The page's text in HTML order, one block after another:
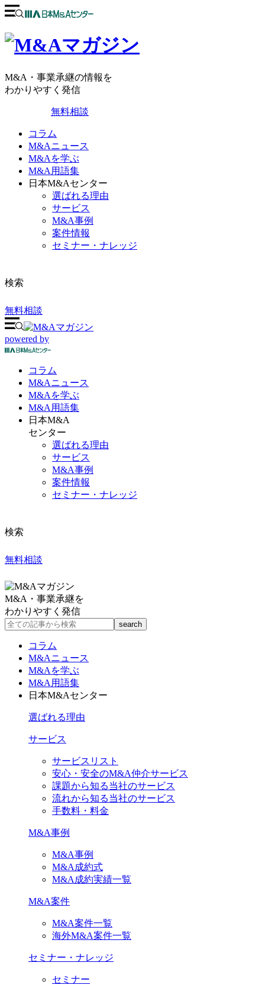
M&A・事業承継の情報を
わかりやすく発信
無料相談
コラム
M&Aニュース
M&Aを学ぶ
M&A用語集
日本M&Aセンター
選ばれる理由
サービス
M&A事例
案件情報
セミナー・ナレッジ
検索
無料相談
powered by
コラム
M&Aニュース
M&Aを学ぶ
M&A 用語集
日本M&A
センター
選ばれる理由
サービス
M&A事例
案件情報
セミナー・ナレッジ
検索
無料相談
M&A・事業承継を
わかりやすく発信
コラム
M&Aニュース
M&Aを学ぶ
M&A用語集
日本M&Aセンター
選ばれる理由
サービス
サービスリスト
安心・安全のM&A仲介サービス
課題から知る当社のサービス
流れから知る当社のサービス
手数料・料金
M&A事例
M&A事例
M&A成約式
M&A成約実績一覧
M&A案件
M&A案件一覧
海外M&A案件一覧
セミナー・ナレッジ
セミナー